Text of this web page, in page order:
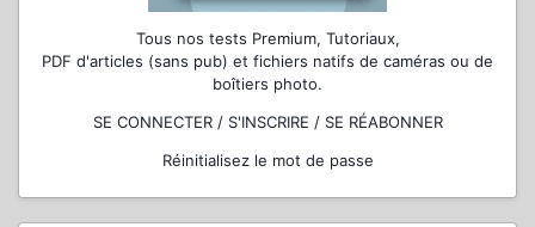
Tous nos tests Premium, Tutoriaux,
PDF d'articles (sans pub) et fichiers natifs de caméras ou de
boîtiers photo.
SE CONNECTER / S'INSCRIRE / SE RÉABONNER
Réinitialisez le mot de passe